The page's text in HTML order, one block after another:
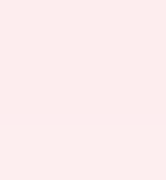
deux déclaré votre
à distance
de votre vie
“Merci mon amour
vie. Chaque jour, tu
Je pense à toi
me serrer